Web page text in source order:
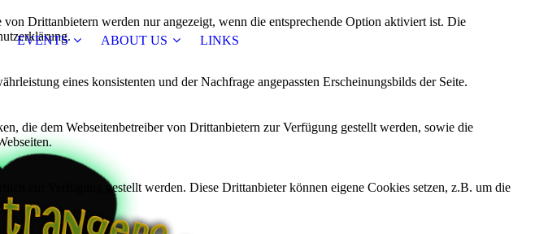
EVENTS ABOUT US LINKS
Drittanbietern werden nur angezeigt, wenn die entsprechende Option aktiviert ist. Die
eines konsistenten und der Nachfrage angepassten Erscheinungsbilds der Seite.
die dem Webseitenbetreiber von Drittanbietern zur Verfügung gestellt werden, sowie die
zur Verfügung gestellt werden. Diese Drittanbieter können eigene Cookies setzen, z.B. um die